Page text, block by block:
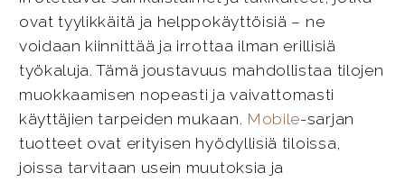
ovat tyylikkäitä ja helppokäyttöisiä – ne
voidaan kiinnittää ja irrottaa ilman erillisiä
työkaluja. Tämä joustavuus mahdollistaa tilojen
muokkaamisen nopeasti ja vaivattomasti
käyttäjien tarpeiden mukaan. Mobile-sarjan
tuotteet ovat erityisen hyödyllisiä tiloissa,
joissa tarvitaan usein muutoksia ja